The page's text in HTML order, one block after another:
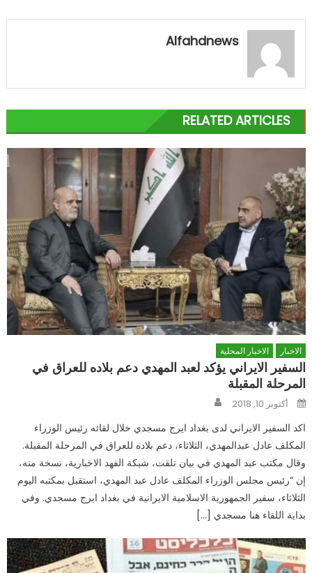
Alfahdnews
RELATED ARTICLES
الاخبار الاخبار المحلية
السفير الايراني يؤكد لعبد المهدي دعم بلاده للعراق في
المرحلة المقبلة
Posted
onأكتوبر 10, 2018
اكد السفير الايراني لدى بغداد ايرج مسجدي خلال لقائه رئيس الوزراء
المكلف عادل عبدالمهدي، الثلاثاء، دعم بلاده للعراق في المرحلة المقبلة.
وقال مكتب عبد المهدي في بيان تلقت، شبكة الفهد الاخبارية، نسخة منه،
إن “رئيس مجلس الوزراء المكلف عادل عبد المهدي، استقبل بمكتبه اليوم
الثلاثاء، سفير الجمهورية الاسلامية الايرانية في بغداد ايرج مسجدي. وفي
بداية اللقاء هنا مسجدي […]